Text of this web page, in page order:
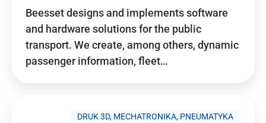
Beesset designs and implements software
and hardware solutions for the public
transport. We create, among others, dynamic
passenger information, fleet…
DRUK 3D, MECHATRONIKA, PNEUMATYKA